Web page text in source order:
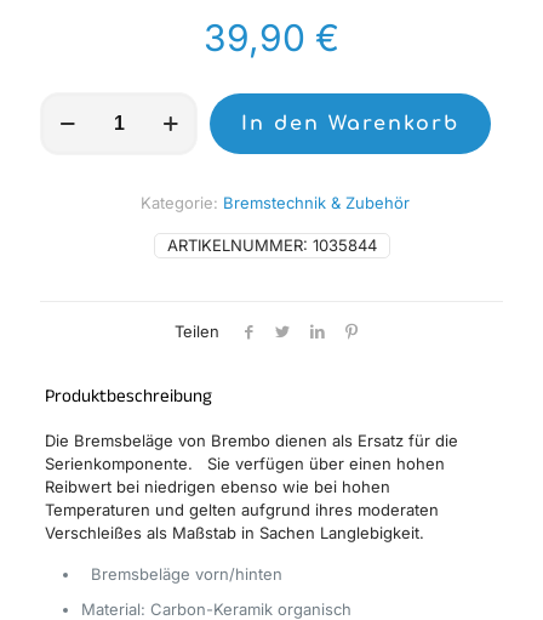
39,90 €
Genuine
In den Warenkorb
ARTIKELNUMMER: 1035844
Kategorie: Bremstechnik & Zubehör
Teilen
Produktbeschreibung
Die Bremsbeläge von Brembo dienen als Ersatz für die
Serienkomponente. Sie verfügen über einen hohen
Reibwert bei niedrigen ebenso wie bei hohen
Temperaturen und gelten aufgrund ihres moderaten
Verschleißes als Maßstab in Sachen Langlebigkeit.
Bremsbeläge vorn/hinten
Material: Carbon-Keramik organisch